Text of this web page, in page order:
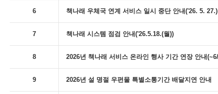
6 책나래 우체국 연계 서비스 일시 중단 안내('26. 5. 27.)
7 책나래 시스템 점검 안내('26.5.18.(월))
8 2026년 책나래 서비스 온라인 행사 기간 연장 안내
9 2026년 설 명절 우편물 특별소통기간 배달지연 안내